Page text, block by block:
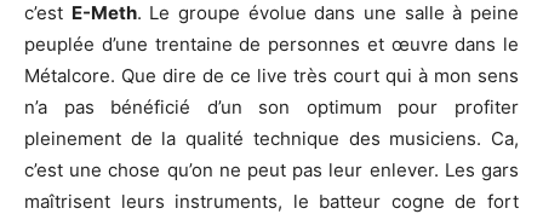
c’est E-Meth. Le groupe évolue dans une salle à peine
peuplée d’une trentaine de personnes et œuvre dans le
Métalcore. Que dire de ce live très court qui à mon sens
n’a pas bénéficié d’un son optimum pour profiter
pleinement de la qualité technique des musiciens. Ca,
c’est une chose qu’on ne peut pas leur enlever. Les gars
maîtrisent leurs instruments, le batteur cogne de fort